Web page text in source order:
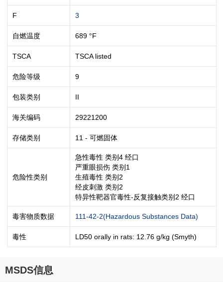
F 3
自燃温度 689 °F
TSCA TSCA listed
危险等级 9
包装类别 II
海关编码 29221200
存储类别 11 - 可燃固体
危险性类别
急性毒性 类别4 经口
严重眼损伤 类别1
生殖毒性 类别2
经皮刺激 类别2
特异性靶器官毒性-反复接触类别2 经口
毒害物质数据 111-42-2(Hazardous Substances Data)
毒性 LD50 orally in rats: 12.76 g/kg (Smyth)
MSDS信息